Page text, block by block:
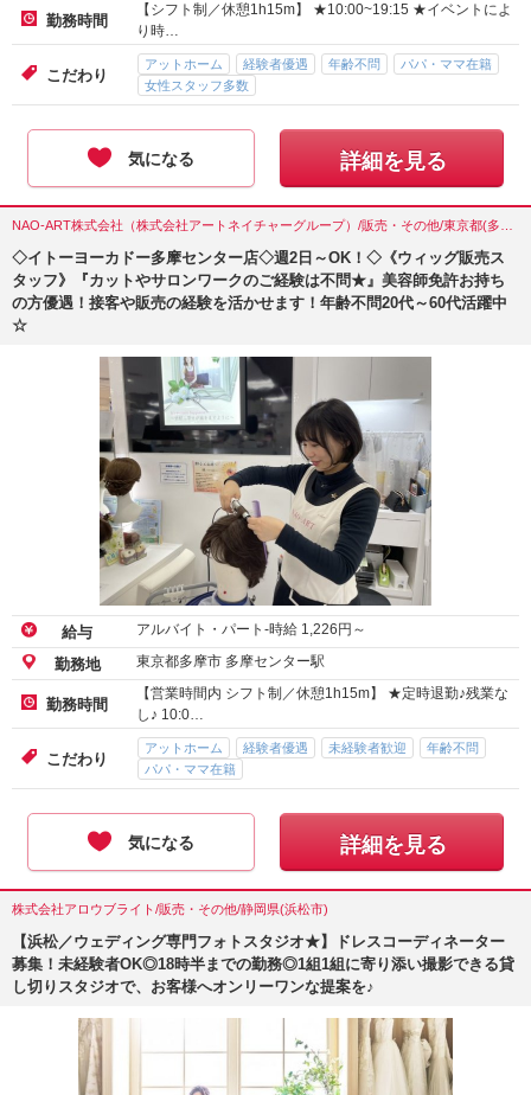
勤務時間
【シフト制／休憩1h15m】 ★10:00~19:15 ★イベントによ
り時…
こだわり
アットホーム 経験者優遇 年齢不問
パパ・ママ在籍
女性スタッフ多数
気になる 詳細を見る
◇イトーヨーカドー多摩センター店◇週2日～OK！◇《ウィッグ販売ス
タッフ》『カットやサロンワークのご経験は不問★』美容師免許お持ち
の方優遇！接客や販売の経験を活かせます！年齢不問20代～60代活躍中
☆
給与 アルバイト・パート-時給 1,226 円～
勤務地 東京都多摩市 多摩センター駅
勤務時間
【営業時間内 シフト制／休憩1h15m】 ★定時退勤♪残業な
し♪ 10:0…
こだわり
アットホーム 経験者優遇 未経験者歓迎
年齢不問
パパ・ママ在籍
気になる 詳細を見る
株式会社アロウブライト/販売・その他/静岡県(浜松市)
【浜松／ウェディング専門フォトスタジオ★】ドレスコーディネーター
募集！未経験者OK◎18時半までの勤務◎1組1組に寄り添い撮影できる貸
し切りスタジオで、お客様へオンリーワンな提案を♪